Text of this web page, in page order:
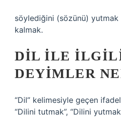
söylediğini (sözünü)
kalmak.
DIL ILE
DEYIMLER
“Dil” kelimesiyle geçen
“Dilini tutmak”, “Dilini